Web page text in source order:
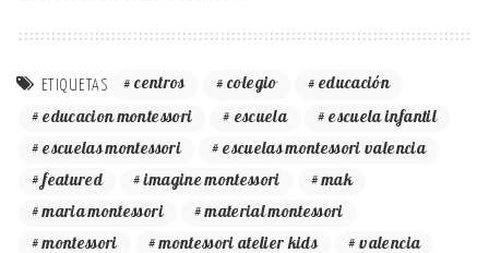
ETIQUETAS centros colegio
educación
educacion montessori
escuela
escuela infantil
escuelas montessori
escuelas montessori valencia
featured
imagine montessori
mak
maria montessori
material montessori
montessori
montessori atelier kids valencia